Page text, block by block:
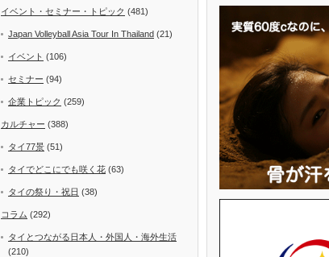
イベント・セミナー・トピック (481)
Japan Volleyball Asia Tour In Thailand (21)
イベント (106)
セミナー (94)
企業トピック (259)
カルチャー (388)
タイ77景 (51)
タイでどこにでも咲く花 (63)
タイの祭り・祝日 (38)
コラム (292)
タイとつながる日本人・外国人・海外生活
(210)